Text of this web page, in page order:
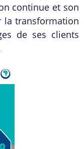
continue et son
la transformation
de ses clients